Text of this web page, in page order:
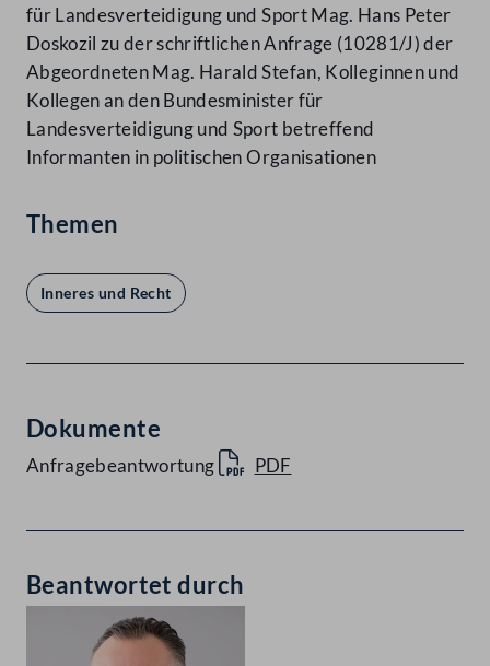
für Landesverteidigung und Sport Mag. Hans Peter
Doskozil zu der schriftlichen Anfrage (10281/J) der
Abgeordneten Mag. Harald Stefan, Kolleginnen und
Kollegen an den Bundesminister für
Landesverteidigung und Sport betreffend
Informanten in politischen Organisationen
Themen
Inneres und Recht
Dokumente
Anfragebeantwortung PDF
Beantwortet durch